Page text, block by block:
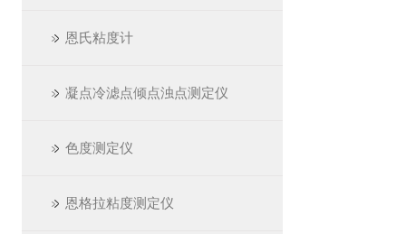
恩氏粘度计
凝点冷滤点倾点浊点测定仪
色度测定仪
恩格拉粘度测定仪